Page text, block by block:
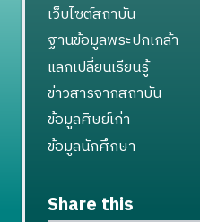
เว็บไซต์สถาบัน
ฐานข้อมูลพระปกเกล้า
แลกเปลี่ยนเรียนรู้
ข่าวสารจากสถาบัน
ข้อมูลศิษย์เก่า
ข้อมูลนักศึกษา
Share this